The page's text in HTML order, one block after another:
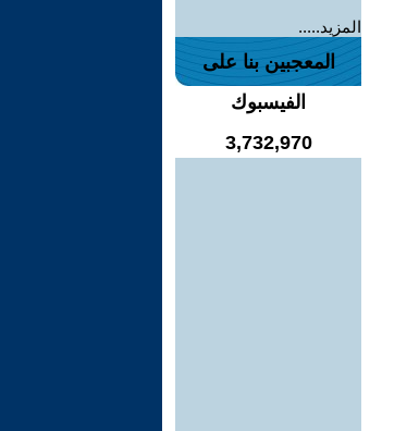
المزيد.....
المعجبين بنا على
الفيسبوك
3,732,970